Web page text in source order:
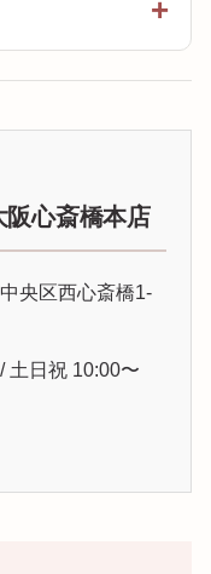
阪心斎橋本店
央区西心斎橋1-
土日祝 10:00〜